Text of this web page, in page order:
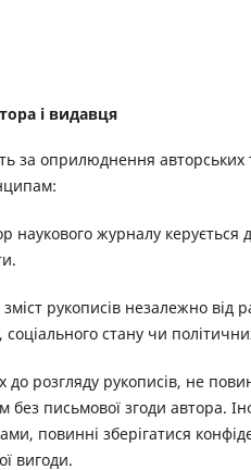
і видавця
за оприлюднення
наукового журналу керується
рукописів незалежно від
стану чи
розгляду рукописів, не
письмової згоди автора.
повинні зберігатися
вигоди.